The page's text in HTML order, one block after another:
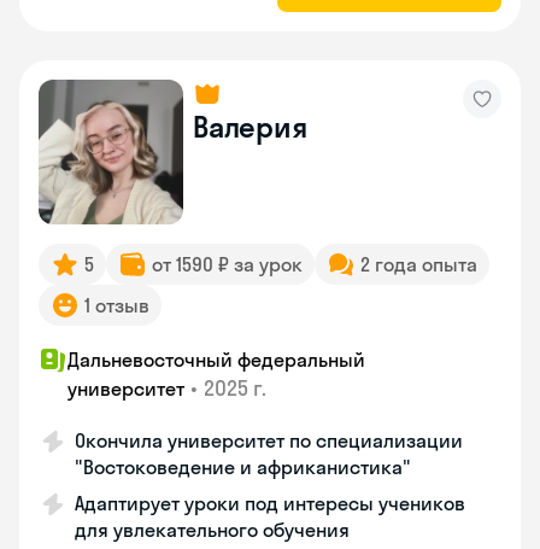
Валерия
5 от 1590 ₽ за урок
2 года опыта
1 отзыв
Дальневосточный федеральный
университет • 2025 г.
Окончила университет по специализации
"Востоковедение и африканистика"
Адаптирует уроки под интересы учеников
для увлекательного обучения